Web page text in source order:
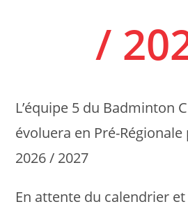
/
L’équipe 5 du Badminton
évoluera en Pré-
2026 / 2027
En attente du calendrier